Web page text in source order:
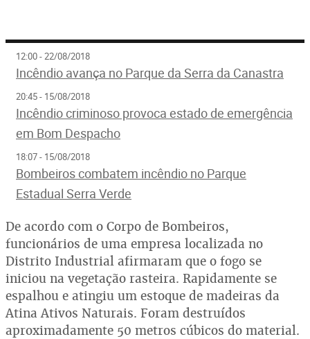
12:00 - 22/08/2018
Incêndio avança no Parque da Serra da Canastra
20:45 - 15/08/2018
Incêndio criminoso provoca estado de emergência
em Bom Despacho
18:07 - 15/08/2018
Bombeiros combatem incêndio no Parque
Estadual Serra Verde
De acordo com o Corpo de Bombeiros,
funcionários de uma empresa localizada no
Distrito Industrial afirmaram que o fogo se
iniciou na vegetação rasteira. Rapidamente se
espalhou e atingiu um estoque de madeiras da
Atina Ativos Naturais. Foram destruídos
aproximadamente 50 metros cúbicos do material.